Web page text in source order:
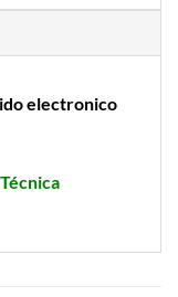
electronico